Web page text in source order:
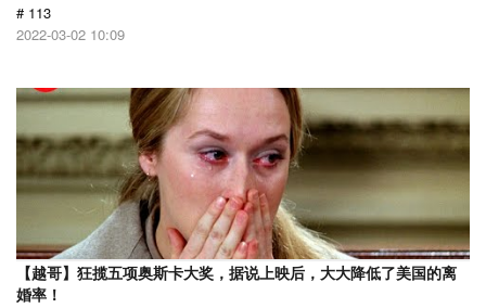
# 113
2022-03-02 10:09
【越哥】狂揽五项奥斯卡大奖，据说上映后，大大降低了美国的离
婚率！